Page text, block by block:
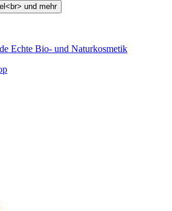
Echte Bio- und Naturkosmetik